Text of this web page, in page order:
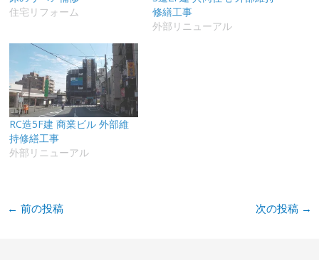
住宅リフォーム
修繕工事
外部リニューアル
RC造5F建 商業ビル 外部維
持修繕工事
外部リニューアル
← 前の投稿 次の投稿 →